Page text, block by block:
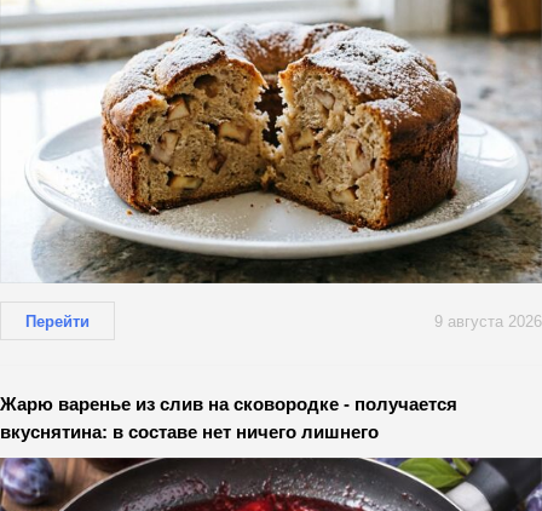
Перейти 9 августа 2026
Жарю варенье из слив на сковородке - получается
вкуснятина: в составе нет ничего лишнего